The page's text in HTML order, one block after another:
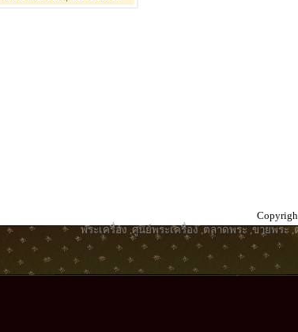
พระเครื่อง ,ศูนย์พระเครื่อง,ตลาดพระ ,ขายพระ ,